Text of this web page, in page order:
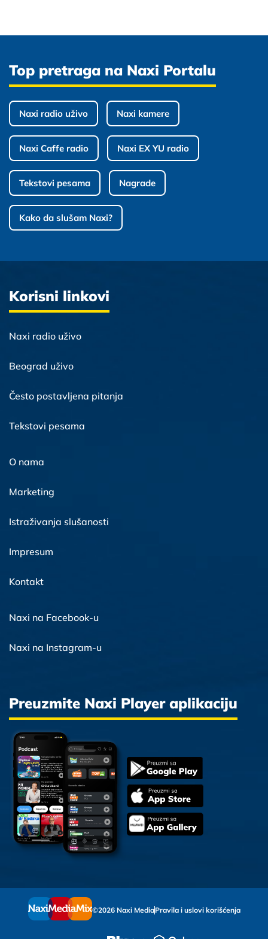
Top pretraga na Naxi Portalu
Naxi radio uživo Naxi kamere
Naxi Caffe radio Naxi EX YU radio
Tekstovi pesama Nagrade
Kako da slušam Naxi?
Korisni linkovi
Naxi radio uživo
Beograd uživo
Često postavljena pitanja
Tekstovi pesama
O nama
Marketing
Istraživanja slušanosti
Impresum
Kontakt
Naxi na Facebook-u
Naxi na Instagram-u
Preuzmite Naxi Player aplikaciju
©2026 Naxi MediaPravila i uslovi korišćenja